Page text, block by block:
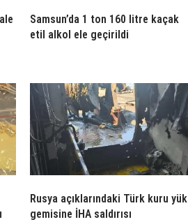
Samsun’da 1 ton 160 litre kaçak
etil alkol ele geçirildi
Rusya açıklarındaki Türk kuru yük
gemisine İHA saldırısı